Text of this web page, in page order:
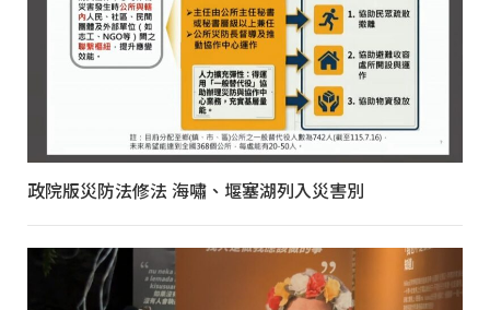
政院版災防法修法 海嘯、堰塞湖列入災害別